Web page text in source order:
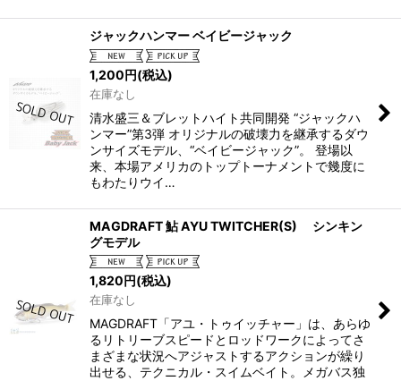
ジャックハンマー ベイビージャック
1,200円(税込)
在庫なし
清水盛三＆ブレットハイト共同開発 “ジャックハ
ンマー”第3弾 オリジナルの破壊力を継承するダウ
ンサイズモデル、“ベイビージャック”。 登場以
来、本場アメリカのトップトーナメントで幾度に
もわたりウイ…
MAGDRAFT 鮎 AYU TWITCHER(S) シンキン
グモデル
1,820円(税込)
在庫なし
MAGDRAFT「アユ・トゥイッチャー」は、あらゆ
るリトリーブスピードとロッドワークによってさ
まざまな状況へアジャストするアクションが繰り
出せる、テクニカル・スイムベイト。メガバス独